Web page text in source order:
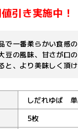
引き実施中！
で一番柔らかい食感の
豆の風味、甘さが口の
と、より美味しく頂け
しだれゆば 単
5枚